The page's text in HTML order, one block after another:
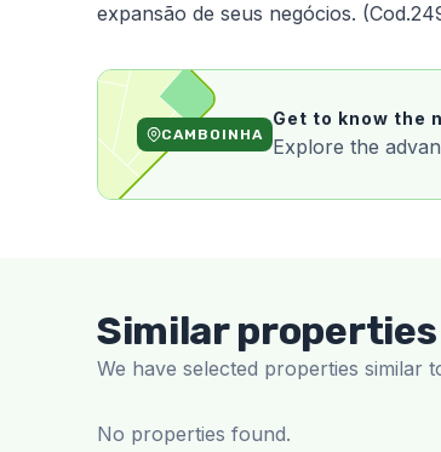
expansão de seus negócios.
CAMBOINHA
Get to know the
Explore the
Similar properties
We have selected properties similar
No properties found.